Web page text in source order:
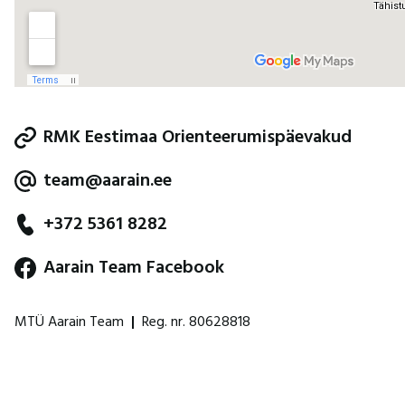
RMK Eestimaa Orienteerumispäevakud
team@aarain.ee
+372 5361 8282
Aarain Team Facebook
MTÜ Aarain Team | Reg. nr. 80628818